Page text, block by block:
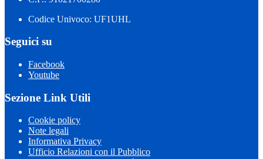
Codice Univoco: UF1UHL
Seguici su
Facebook
Youtube
Sezione Link Utili
Cookie policy
Note legali
Informativa Privacy
Ufficio Relazioni con il Pubblico